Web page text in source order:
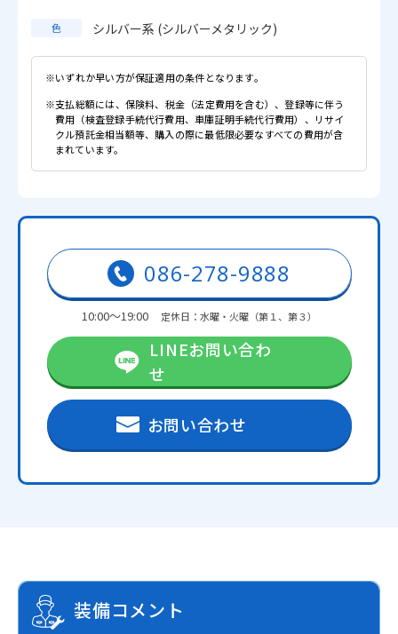
色 シルバー系 (シルバーメタリック)
※いずれか早い方が保証適用の条件となります。
※支払総額には、保険料、税金（法定費用を含む）、登録等に伴う
費用（検査登録手続代行費用、車庫証明手続代行費用）、リサイ
クル預託金相当額等、購入の際に最低限必要なすべての費用が含
まれています。
086-278-9888
10:00～19:00 定休日：水曜・火曜（第１、第３）
LINEお問い合わ
せ
お問い合わせ
装備コメント